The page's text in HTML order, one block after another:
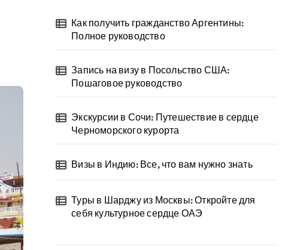
Как получить гражданство Аргентины:
Полное руководство
Запись на визу в Посольство США:
Пошаговое руководство
Экскурсии в Сочи: Путешествие в сердце
Черноморского курорта
Визы в Индию: Все, что вам нужно знать
Туры в Шарджу из Москвы: Откройте для
себя культурное сердце ОАЭ